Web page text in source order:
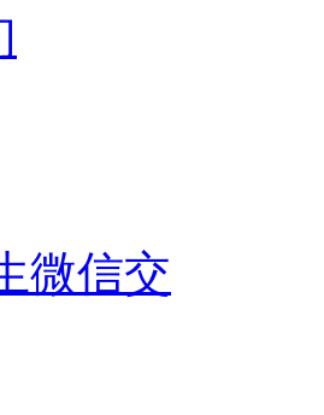
微信交